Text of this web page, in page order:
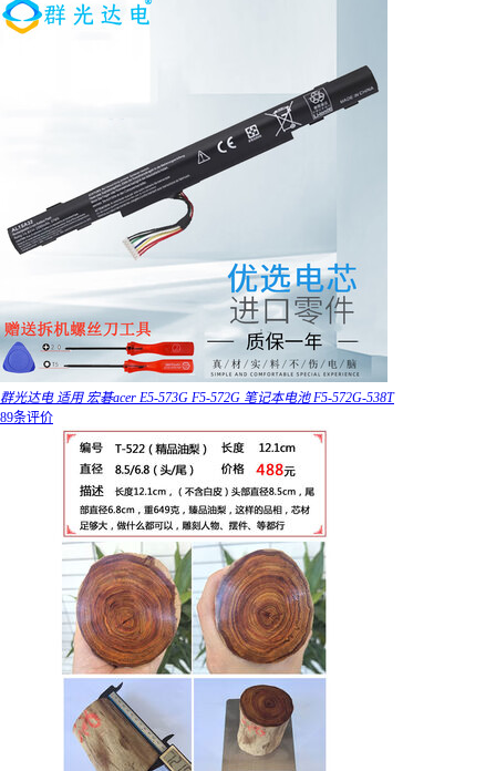
群光达电 适用 宏碁acer E5-573G F5-572G 笔记本电池 F5-572G-538T
89条评价